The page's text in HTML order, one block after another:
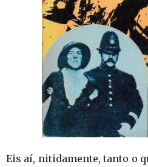
Eis aí, nitidamente, tanto o